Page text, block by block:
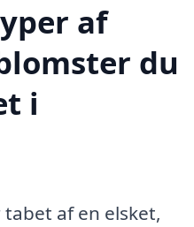
af
du
i
af en elsket,